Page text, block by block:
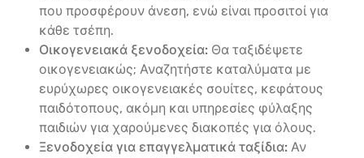
που προσφέρουν άνεση, ενώ είναι προσιτοί για
κάθε τσέπη.
Οικογενειακά ξενοδοχεία: Θα ταξιδέψετε
οικογενειακώς; Αναζητήστε καταλύματα με
ευρύχωρες οικογενειακές σουίτες, κεφάτους
παιδότοπους, ακόμη και υπηρεσίες φύλαξης
παιδιών για χαρούμενες διακοπές για όλους.
Ξενοδοχεία για επαγγελματικά ταξίδια: Αν